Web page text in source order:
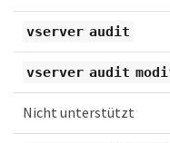
vserver audit
vserver audit
Nicht unterstützt